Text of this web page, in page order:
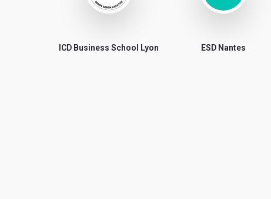
ICD Business School Lyon ESD Nantes